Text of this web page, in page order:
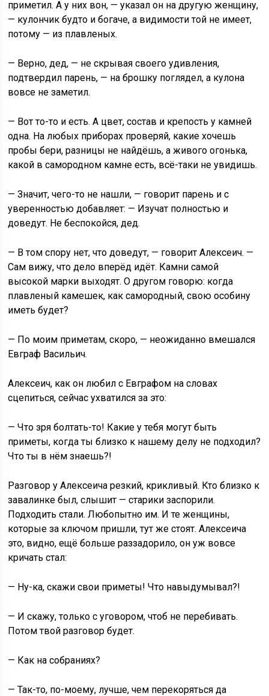
приметил. А у них вон, — указал он на другую женщину,
— кулончик будто и богаче, а видимости той не имеет,
потому — из плавленых.
— Верно, дед, — не скрывая своего удивления,
подтвердил парень, — на брошку поглядел, а кулона
вовсе не заметил.
— Вот то-то и есть. А цвет, состав и крепость у камней
одна. На любых приборах проверяй, какие хочешь
пробы бери, разницы не найдёшь, а живого огонька,
какой в самородном камне есть, всё-таки не увидишь.
— Значит, чего-то не нашли, — говорит парень и с
уверенностью добавляет: — Изучат полностью и
доведут. Не беспокойся, дед.
— В том спору нет, что доведут, — говорит Алексеич. —
Сам вижу, что дело вперёд идёт. Камни самой
высокой марки выходят. О другом говорю: когда
плавленый камешек, как самородный, свою особину
иметь будет?
— По моим приметам, скоро, — неожиданно вмешался
Евграф Васильич.
Алексеич, как он любил с Евграфом на словах
сцепиться, сейчас ухватился за это:
— Что зря болтать-то! Какие у тебя могут быть
приметы, когда ты близко к нашему делу не подходил?
Что ты в нём знаешь?!
Разговор у Алексеича резкий, крикливый. Кто близко к
завалинке был, слышит — старики заспорили.
Подходить стали. Любопытно им. И те женщины,
которые за ключом пришли, тут же стоят. Алексеича
это, видно, ещё больше раззадорило, он уж вовсе
кричать стал:
— Ну-ка, скажи свои приметы! Что навыдумывал?!
— И скажу, только с уговором, чтоб не перебивать.
Потом твой разговор будет.
— Как на собраниях?
— Так-то, по-моему, лучше, чем перекоряться да